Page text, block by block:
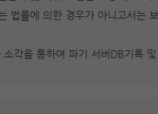
법률에 의한 경우가 아니고서는
각을 통하여 파기 서버DB기록